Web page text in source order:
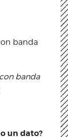
banda
un dato?